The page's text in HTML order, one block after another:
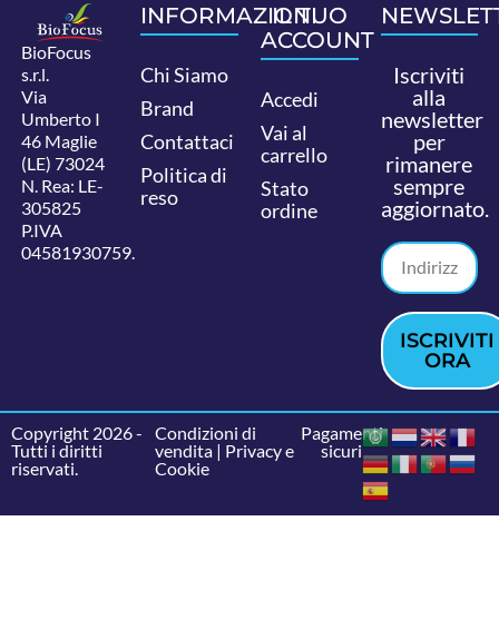
BioFocus
s.r.l.
Via
Umberto I
46 Maglie
(LE) 73024
N. Rea: LE-
305825
P.IVA
04581930759.
INFORMAZIONI
Chi Siamo
Brand
Contattaci
Politica di
reso
IL TUO
ACCOUNT
Accedi
Vai al
carrello
Stato
ordine
Iscriviti
alla
newsletter
per
rimanere
sempre
aggiornato.
ISCRIVITI
ORA
Copyright 2026 -
Tutti i diritti
riservati.
Condizioni di
vendita| Privacy e
Cookie
Pagamenti
sicuri